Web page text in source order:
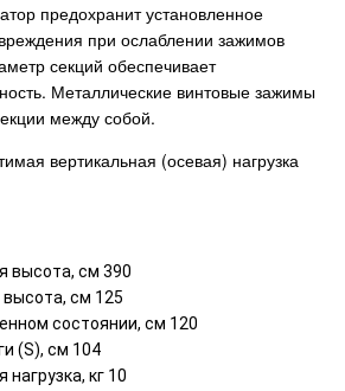
предохранит установленное
при ослаблении зажимов
секций обеспечивает
Металлические винтовые зажимы
между собой.
вертикальная (осевая) нагрузка
высота, см 390
см 125
состоянии, см 120
(S), см 104
кг 10